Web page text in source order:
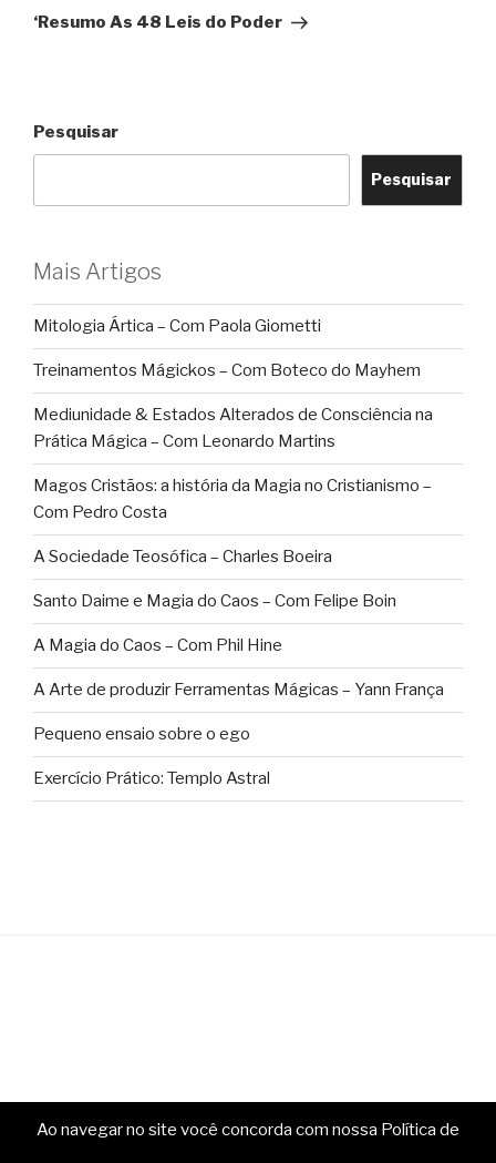
post
‘Resumo As 48 Leis do Poder
Pesquisar
Pesquisar
Mais Artigos
Mitologia Ártica – Com Paola Giometti
Treinamentos Mágickos – Com Boteco do Mayhem
Mediunidade & Estados Alterados de Consciência na
Prática Mágica – Com Leonardo Martins
Magos Cristãos: a história da Magia no Cristianismo –
Com Pedro Costa
A Sociedade Teosófica – Charles Boeira
Santo Daime e Magia do Caos – Com Felipe Boin
A Magia do Caos – Com Phil Hine
A Arte de produzir Ferramentas Mágicas – Yann França
Pequeno ensaio sobre o ego
Exercício Prático: Templo Astral
Ao navegar no site você concorda com nossa Política de